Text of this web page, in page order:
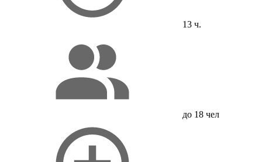
13 ч.
до 18 чел